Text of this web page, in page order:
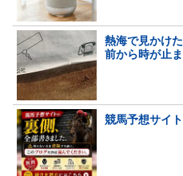
熱海で見かけ
前から時が止
競馬予想サイ